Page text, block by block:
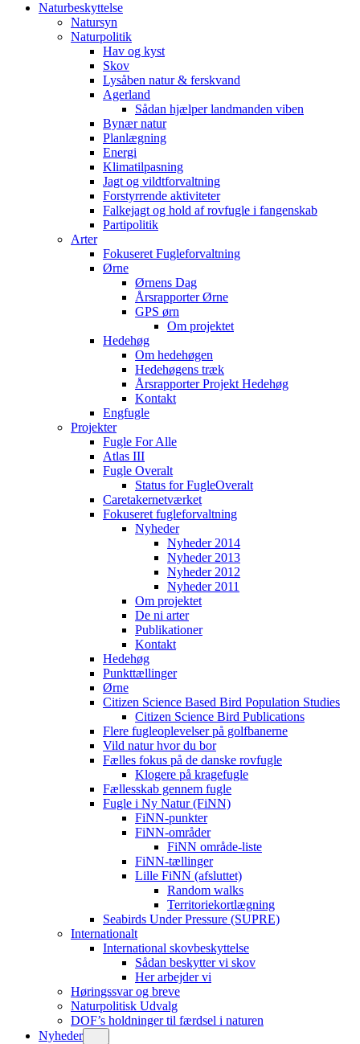
Naturbeskyttelse
Natursyn
Naturpolitik
Hav og kyst
Skov
Lysåben natur & ferskvand
Agerland
Sådan hjælper landmanden viben
Bynær natur
Planlægning
Energi
Klimatilpasning
Jagt og vildtforvaltning
Forstyrrende aktiviteter
Falkejagt og hold af rovfugle i fangenskab
Partipolitik
Arter
Fokuseret Fugleforvaltning
Ørne
Ørnens Dag
Årsrapporter Ørne
GPS ørn
Om projektet
Hedehøg
Om hedehøgen
Hedehøgens træk
Årsrapporter Projekt Hedehøg
Kontakt
Engfugle
Projekter
Fugle For Alle
Atlas III
Fugle Overalt
Status for FugleOveralt
Caretakernetværket
Fokuseret fugleforvaltning
Nyheder
Nyheder 2014
Nyheder 2013
Nyheder 2012
Nyheder 2011
Om projektet
De ni arter
Publikationer
Kontakt
Hedehøg
Punkttællinger
Ørne
Citizen Science Based Bird Population Studies
Citizen Science Bird Publications
Flere fugleoplevelser på golfbanerne
Vild natur hvor du bor
Fælles fokus på de danske rovfugle
Klogere på kragefugle
Fællesskab gennem fugle
Fugle i Ny Natur (FiNN)
FiNN-punkter
FiNN-områder
FiNN område-liste
FiNN-tællinger
Lille FiNN (afsluttet)
Random walks
Territoriekortlægning
Seabirds Under Pressure (SUPRE)
Internationalt
International skovbeskyttelse
Sådan beskytter vi skov
Her arbejder vi
Høringssvar og breve
Naturpolitisk Udvalg
DOF’s holdninger til færdsel i naturen
Nyheder